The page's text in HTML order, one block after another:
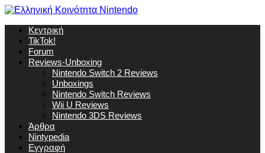
Κεντρική
TikTok!
Forum
Reviews-Unboxing
Nintendo Switch 2 Reviews
Unboxings
Nintendo Switch Reviews
Wii U Reviews
Nintendo 3DS Reviews
Άρθρα
Nintypedia
Εγγραφή